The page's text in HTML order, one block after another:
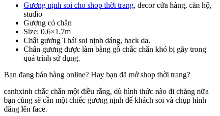
Gương nịnh soi cho shop thời trang, decor cửa hàng, căn hộ,
studio
Gương có chân
Size: 0.6×1,7m
Chất gương Thái soi nịnh dáng, hack da.
Chân gương được làm bằng gỗ chắc chắn khó bị gãy trong
quá trình sử dụng.
Bạn đang bán hàng online? Hay bạn đã mở shop thời trang?
canhxinh chắc chắn một điều rằng, dù hình thức nào đi chăng nữa
bạn cũng sẽ cần một chiếc gương nịnh để khách soi và chụp hình
đăng lên face.